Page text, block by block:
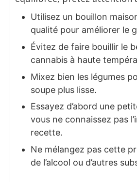
Utilisez un bouillon
qualité pour améliorer le
Évitez de faire bouillir le
cannabis à haute
Mixez bien les légumes
soupe plus lisse.
Essayez d’abord une
vous ne connaissez pas
recette.
Ne mélangez pas cette
de l’alcool ou d’autres